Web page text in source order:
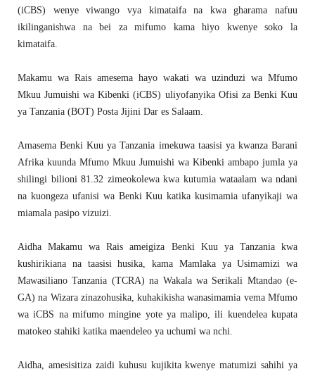
(iCBS) wenye viwango vya kimataifa na kwa gharama nafuu
ikilinganishwa na bei za mifumo kama hiyo kwenye soko la
kimataifa.
Makamu wa Rais amesema hayo wakati wa uzinduzi wa Mfumo
Mkuu Jumuishi wa Kibenki (iCBS) uliyofanyika Ofisi za Benki Kuu
ya Tanzania (BOT) Posta Jijini Dar es Salaam.
Amasema Benki Kuu ya Tanzania imekuwa taasisi ya kwanza Barani
Afrika kuunda Mfumo Mkuu Jumuishi wa Kibenki ambapo jumla ya
shilingi bilioni 81.32 zimeokolewa kwa kutumia wataalam wa ndani
na kuongeza ufanisi wa Benki Kuu katika kusimamia ufanyikaji wa
miamala pasipo vizuizi.
Aidha Makamu wa Rais ameigiza Benki Kuu ya Tanzania kwa
kushirikiana na taasisi husika, kama Mamlaka ya Usimamizi wa
Mawasiliano Tanzania (TCRA) na Wakala wa Serikali Mtandao (e-
GA) na Wizara zinazohusika, kuhakikisha wanasimamia vema Mfumo
wa iCBS na mifumo mingine yote ya malipo, ili kuendelea kupata
matokeo stahiki katika maendeleo ya uchumi wa nchi.
Aidha, amesisitiza zaidi kuhusu kujikita kwenye matumizi sahihi ya